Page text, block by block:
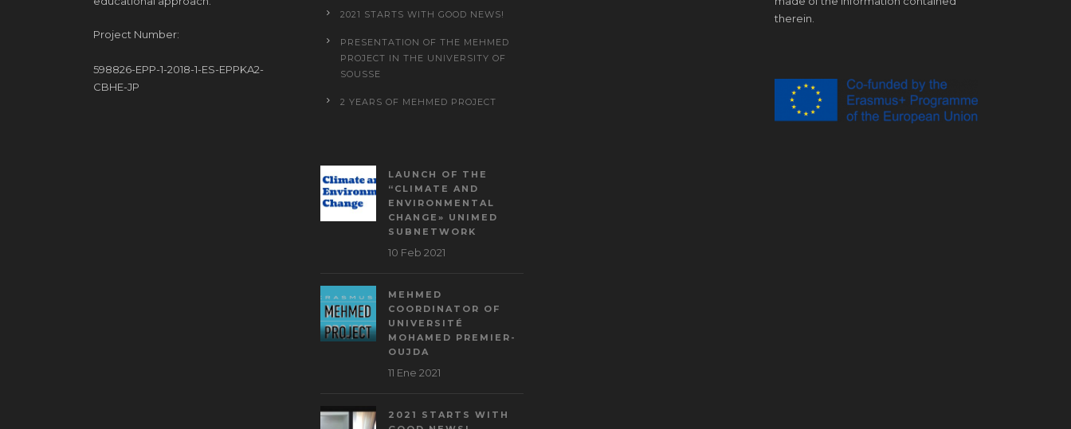
Project Number:
598826-EPP-1-2018-1-ES-EPPKA2-
CBHE-JP
2021 STARTS WITH GOOD NEWS!
PRESENTATION OF THE MEHMED
PROJECT IN THE UNIVERSITY OF
SOUSSE
2 YEARS OF MEHMED PROJECT
LAUNCH OF THE
“CLIMATE AND
ENVIRONMENTAL
CHANGE» UNIMED
SUBNETWORK
10 Feb 2021
MEHMED
COORDINATOR OF
UNIVERSITÉ
MOHAMED PREMIER-
OUJDA
11 Ene 2021
2021 STARTS WITH
therein.